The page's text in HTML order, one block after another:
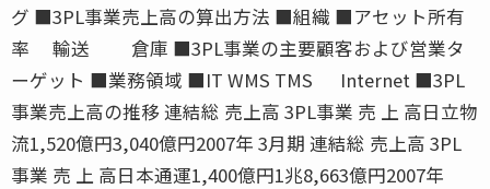
グ ■3PL事業売上高の算出方法 ■組織 ■アセット所有
率 輸送 倉庫 ■3PL事業の主要顧客および営業タ
ーゲット ■業務領域 ■IT WMS TMS Internet ■3PL
事業売上高の推移 連結総 売上高 3PL事業 売 上 高日立物
流1,520億円3,040億円2007年 3月期 連結総 売上高 3PL
事業 売 上 高日本通運1,400億円1兆8,663億円2007年